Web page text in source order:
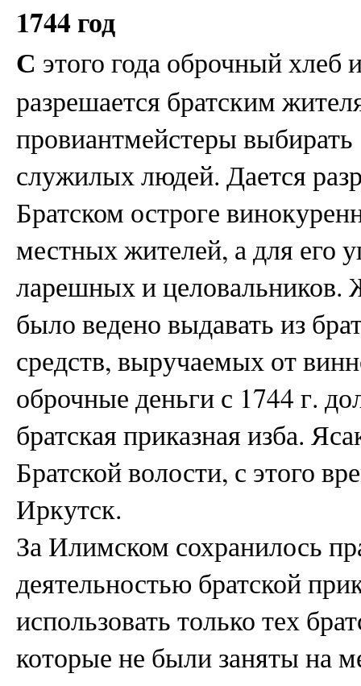
1744 год
С этого года оброчный
разрешается братским
провиантмейстеры выбирать
служилых людей. Дается
Братском остроге
местных жителей, а для его
ларешных и
было ведено выдавать из
средств, выручаемых от
оброчные деньги с 1744 г.
братская приказная изба.
Братской волости, с этого
Иркутск.
За Илимском сохранилось
деятельностью братской
использовать только тех
которые не были заняты на